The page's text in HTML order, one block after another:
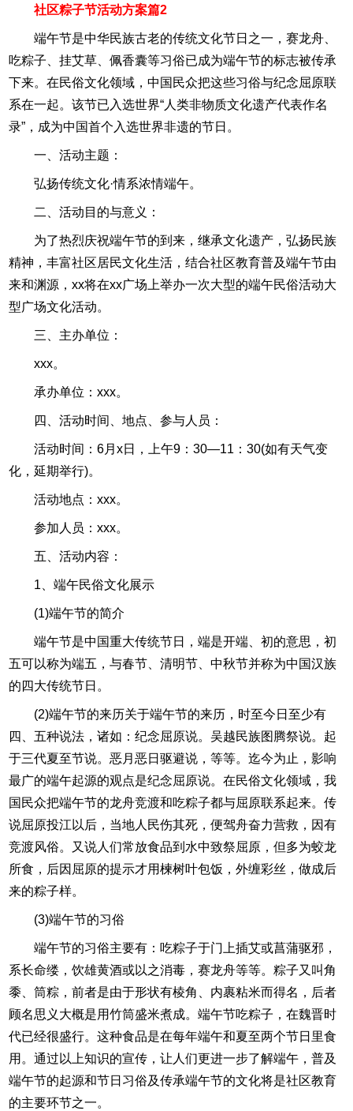
社区粽子节活动方案篇2
端午节是中华民族古老的传统文化节日之一，赛龙舟、
吃粽子、挂艾草、佩香囊等习俗已成为端午节的标志被传承
下来。在民俗文化领域，中国民众把这些习俗与纪念屈原联
系在一起。该节已入选世界“人类非物质文化遗产代表作名
录”，成为中国首个入选世界非遗的节日。
一、活动主题：
弘扬传统文化·情系浓情端午。
二、活动目的与意义：
为了热烈庆祝端午节的到来，继承文化遗产，弘扬民族
精神，丰富社区居民文化生活，结合社区教育普及端午节由
来和渊源，xx将在xx广场上举办一次大型的端午民俗活动大
型广场文化活动。
三、主办单位：
xxx。
承办单位：xxx。
四、活动时间、地点、参与人员：
活动时间：6月x日，上午9：30—11：30(如有天气变
化，延期举行)。
活动地点：xxx。
参加人员：xxx。
五、活动内容：
1、端午民俗文化展示
(1)端午节的简介
端午节是中国重大传统节日，端是开端、初的意思，初
五可以称为端五，与春节、清明节、中秋节并称为中国汉族
的四大传统节日。
(2)端午节的来历关于端午节的来历，时至今日至少有
四、五种说法，诸如：纪念屈原说。吴越民族图腾祭说。起
于三代夏至节说。恶月恶日驱避说，等等。迄今为止，影响
最广的端午起源的观点是纪念屈原说。在民俗文化领域，我
国民众把端午节的龙舟竞渡和吃粽子都与屈原联系起来。传
说屈原投江以后，当地人民伤其死，便驾舟奋力营救，因有
竞渡风俗。又说人们常放食品到水中致祭屈原，但多为蛟龙
所食，后因屈原的提示才用楝树叶包饭，外缠彩丝，做成后
来的粽子样。
(3)端午节的习俗
端午节的习俗主要有：吃粽子于门上插艾或菖蒲驱邪，
系长命缕，饮雄黄酒或以之消毒，赛龙舟等等。粽子又叫角
黍、筒粽，前者是由于形状有棱角、内裹粘米而得名，后者
顾名思义大概是用竹筒盛米煮成。端午节吃粽子，在魏晋时
代已经很盛行。这种食品是在每年端午和夏至两个节日里食
用。通过以上知识的宣传，让人们更进一步了解端午，普及
端午节的起源和节日习俗及传承端午节的文化将是社区教育
的主要环节之一。